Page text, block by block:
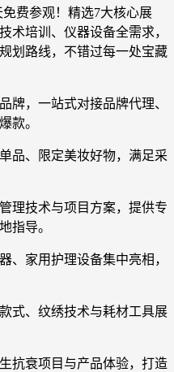
费参观！精选7大核心展
术培训、仪器设备全需求，
划路线，不错过每一处宝藏
牌，一站式对接品牌代理、
款。
品、限定美妆好物，满足采
理技术与项目方案，提供专
指导。
、家用护理设备集中亮相，
式、纹绣技术与耗材工具展
抗衰项目与产品体验，打造